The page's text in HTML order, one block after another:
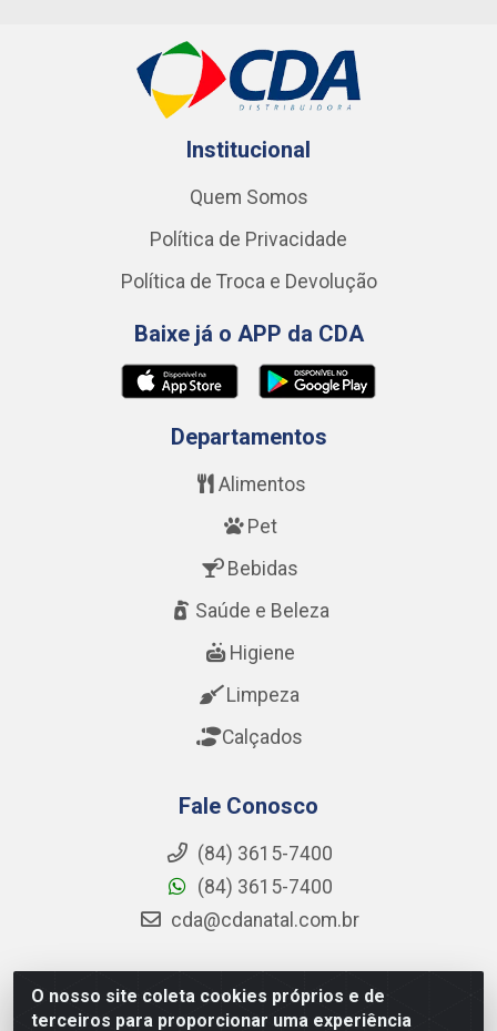
O nosso site coleta cookies próprios e de
terceiros para proporcionar uma experiência
Institucional
Quem Somos
Política de Privacidade
Política de Troca e Devolução
Baixe já o APP da CDA
Departamentos
Alimentos
Pet
Bebidas
Saúde e Beleza
Higiene
Limpeza
Calçados
Fale Conosco
(84) 3615-7400
(84) 3615-7400
cda@cdanatal.com.br
CDA Distribuidora - Avenida Abel Cabral, 1090 - Nova